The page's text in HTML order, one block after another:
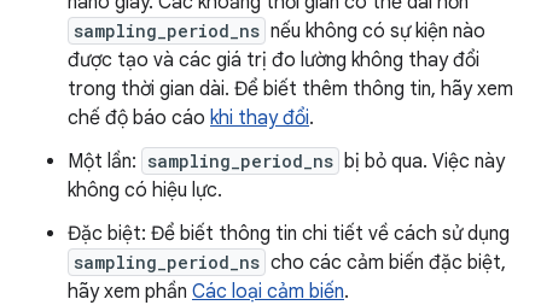
sampling_period_ns nếu không có sự kiện nào
được tạo và các giá trị đo lường không thay đổi
trong thời gian dài. Để biết thêm thông tin, hãy xem
chế độ báo cáo khi thay đổi.
Một lần: sampling_period_ns bị bỏ qua. Việc này
không có hiệu lực.
Đặc biệt: Để biết thông tin chi tiết về cách sử dụng
sampling_period_ns cho các cảm biến đặc biệt,
hãy xem phần Các loại cảm biến.